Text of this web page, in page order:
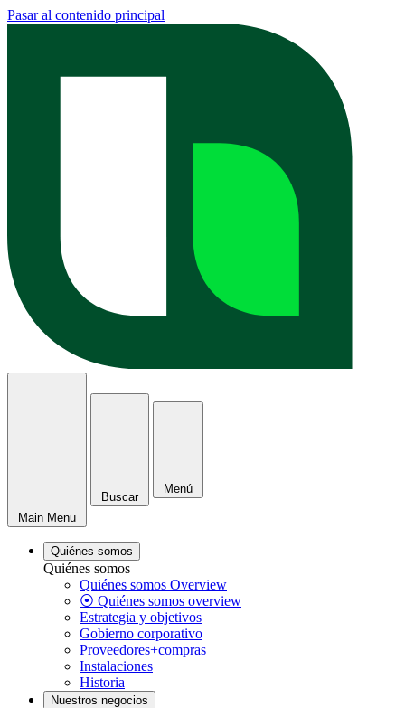
Pasar al contenido principal
Main Menu
Buscar
Menú
Quiénes somos
Quiénes somos
Quiénes somos Overview
⦿ Quiénes somos overview
Estrategia y objetivos
Gobierno corporativo
Proveedores+compras
Instalaciones
Historia
Nuestros negocios